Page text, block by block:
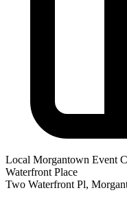
Local Morgantown Event
Waterfront Place
Two Waterfront Pl,